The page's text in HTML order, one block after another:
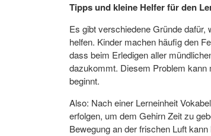
Tipps und kleine Helfer für den
Es gibt verschiedene Gründe
helfen. Kinder machen häufig den
dass beim Erledigen aller
dazukommt. Diesem Problem kann
beginnt.
Also: Nach einer Lerneinheit
erfolgen, um dem Gehirn Zeit zu
Bewegung an der frischen Luft